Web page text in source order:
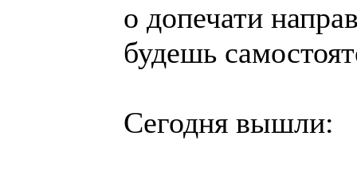
о допечати
будешь
Сегодня вышли: